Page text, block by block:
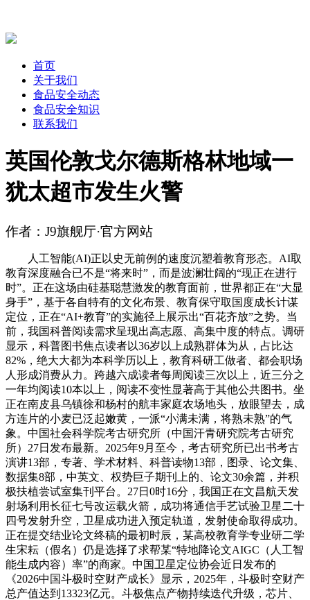
首页
关于我们
食品安全动态
食品安全知识
联系我们
英国伦敦戈尔德斯格林地域一
犹太超市发生火警
作者：J9旗舰厅·官方网站
人工智能(AI)正以史无前例的速度沉塑着教育形态。AI取
教育深度融合已不是“将来时”，而是波澜壮阔的“现正在进行
时”。正在这场由硅基聪慧激发的教育面前，世界都正在“大显
身手”，基于各自特有的文化布景、教育保守取国度成长计谋
定位，正在“AI+教育”的实施径上展示出“百花齐放”之势。当
前，我国科普阅读需求呈现出高志愿、高集中度的特点。调研
显示，科普图书焦点读者以36岁以上成熟群体为从，占比达
82%，绝大大都为本科学历以上，教育科研工做者、都会职场
人形成消费从力。跨越六成读者每周阅读三次以上，近三分之
一年均阅读10本以上，阅读不变性显著高于其他公共图书。坐
正在南皮县乌镇徐和杨村的航丰家庭农场地头，放眼望去，成
方连片的小麦已泛起嫩黄，一派“小满未满，将熟未熟”的气
象。中国社会科学院考古研究所（中国汗青研究院考古研究
所）27日发布最新。2025年9月至今，考古研究所已出书考古
演讲13部，专著、学术材料、科普读物13部，图录、论文集、
数据集8部，中英文、权势巨子期刊上的、论文30余篇，并积
极扶植尝试室集刊平台。27日0时16分，我国正在文昌航天发
射场利用长征七号改运载火箭，成功将通信手艺试验卫星二十
四号发射升空，卫星成功进入预定轨道，发射使命取得成功。
正在提交结业论文终稿的最初时辰，某高校教育学专业研二学
生宋耘（假名）仍是选择了求帮某“特地降论文AIGC（人工智
能生成内容）率”的商家。中国卫星定位协会近日发布的
《2026中国斗极时空财产成长》显示，2025年，斗极时空财产
总产值达到13323亿元。斗极焦点产物持续迭代升级，芯片、